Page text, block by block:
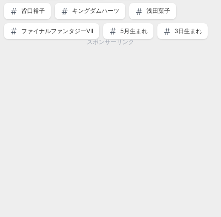
皆口裕子 キングダムハーツ 浅田葉子
ファイナルファンタジーVII 5月生まれ
3日生まれ
スポンサーリンク